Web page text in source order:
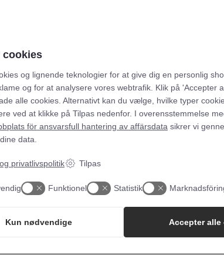
tills den är al dente. Spara lite av kokvattnet.
och fräs lök och vitlök på medelvärme
pastavatten och Uhhmami-grönsakerna i
och vänd försiktigt tills den är täckt.
den färska basilikan strax före servering.
cookies
og lignende teknologier for at give dig en personlig
og for at analysere vores webtrafik. Klik på 'Accepter
alle cookies. Alternativt kan du vælge, hvilke typer
ved at klikke på Tilpas nedenfor. I overensstemmelse
för ansvarsfull hantering av affärsdata sikrer vi
data.
privatlivspolitik Tilpas
Funktionel Statistik
Kun nødvendige Accepter alle